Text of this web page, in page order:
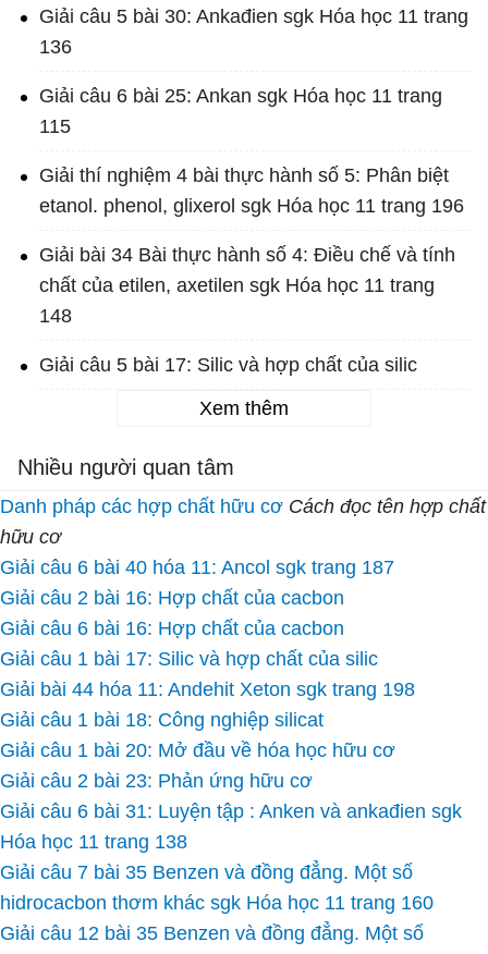
Giải câu 5 bài 30: Ankađien sgk Hóa học 11 trang
136
Giải câu 6 bài 25: Ankan sgk Hóa học 11 trang
115
Giải thí nghiệm 4 bài thực hành số 5: Phân biệt
etanol. phenol, glixerol sgk Hóa học 11 trang 196
Giải bài 34 Bài thực hành số 4: Điều chế và tính
chất của etilen, axetilen sgk Hóa học 11 trang
148
Giải câu 5 bài 17: Silic và hợp chất của silic
Xem thêm
Nhiều người quan tâm
Danh pháp các hợp chất hữu cơ Cách đọc tên hợp chất
hữu cơ
Giải câu 6 bài 40 hóa 11: Ancol sgk trang 187
Giải câu 2 bài 16: Hợp chất của cacbon
Giải câu 6 bài 16: Hợp chất của cacbon
Giải câu 1 bài 17: Silic và hợp chất của silic
Giải bài 44 hóa 11: Andehit Xeton sgk trang 198
Giải câu 1 bài 18: Công nghiệp silicat
Giải câu 1 bài 20: Mở đầu về hóa học hữu cơ
Giải câu 2 bài 23: Phản ứng hữu cơ
Giải câu 6 bài 31: Luyện tập : Anken và ankađien sgk
Hóa học 11 trang 138
Giải câu 7 bài 35 Benzen và đồng đẳng. Một số
hidrocacbon thơm khác sgk Hóa học 11 trang 160
Giải câu 12 bài 35 Benzen và đồng đẳng. Một số